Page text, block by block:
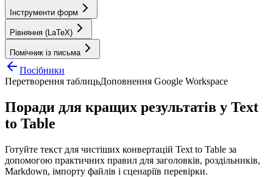
Інструменти форм
Рівняння (LaTeX)
Помічник із письма
Посібники
Перетворення таблицьДоповнення Google Workspace
Поради для кращих результатів у Text
to Table
Готуйте текст для чистіших конвертацій Text to Table за
допомогою практичних правил для заголовків, роздільників,
Markdown, імпорту файлів і сценаріїв перевірки.